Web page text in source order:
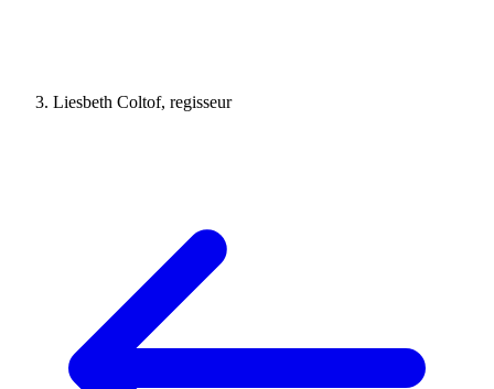
Liesbeth Coltof, regisseur